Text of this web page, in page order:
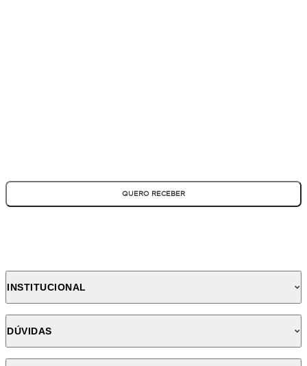
QUERO RECEBER
INSTITUCIONAL
DÚVIDAS